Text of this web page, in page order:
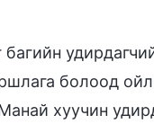
болоод
хуучин